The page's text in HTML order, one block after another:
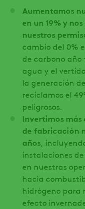
Aumentamos
en un 19% y
nuestros
cambio del 0%
de carbono año
agua y el
la generación
reciclamos el
peligrosos.
Invertimos más
de fabricación
años,
instalaciones
en nuestras
hacia
hidrógeno para
efecto